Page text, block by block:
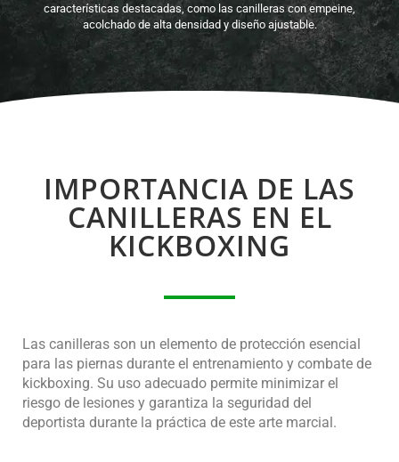
características destacadas, como las canilleras con empeine,
acolchado de alta densidad y diseño ajustable.
IMPORTANCIA DE LAS
CANILLERAS EN EL
KICKBOXING
Las canilleras son un elemento de protección esencial
para las piernas durante el entrenamiento y combate de
kickboxing. Su uso adecuado permite minimizar el
riesgo de lesiones y garantiza la seguridad del
deportista durante la práctica de este arte marcial.